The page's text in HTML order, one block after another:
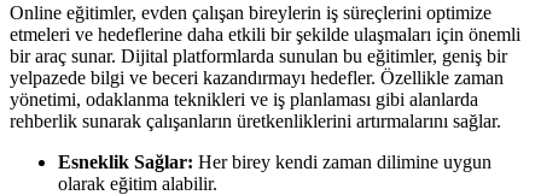
Online eğitimler, evden çalışan bireylerin iş süreçlerini optimize
etmeleri ve hedeflerine daha etkili bir şekilde ulaşmaları için önemli
bir araç sunar. Dijital platformlarda sunulan bu eğitimler, geniş bir
yelpazede bilgi ve beceri kazandırmayı hedefler. Özellikle zaman
yönetimi, odaklanma teknikleri ve iş planlaması gibi alanlarda
rehberlik sunarak çalışanların üretkenliklerini artırmalarını sağlar.
Esneklik Sağlar: Her birey kendi zaman dilimine uygun
olarak eğitim alabilir.